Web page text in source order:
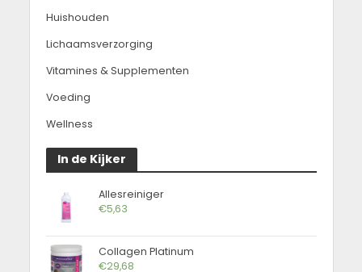
Huishouden
Lichaamsverzorging
Vitamines & Supplementen
Voeding
Wellness
In de Kijker
Allesreiniger
€5,63
Collagen Platinum
€29,68